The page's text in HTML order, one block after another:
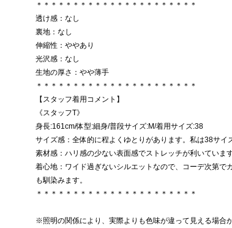
＊＊＊＊＊＊＊＊＊＊＊＊＊＊＊＊＊＊＊＊＊＊
透け感：なし
裏地：なし
伸縮性：ややあり
光沢感：なし
生地の厚さ：やや薄手
＊＊＊＊＊＊＊＊＊＊＊＊＊＊＊＊＊＊＊＊＊＊
【スタッフ着用コメント】
《スタッフT》
身長:161cm/体型:細身/普段サイズ:M/着用サイズ:38
サイズ感：全体的に程よくゆとりがあります。私は38サイ
素材感：ハリ感の少ない表面感でストレッチが利いています
着心地：ワイド過ぎないシルエットなので、コーデ次第で
も馴染みます。
＊＊＊＊＊＊＊＊＊＊＊＊＊＊＊＊＊＊＊＊＊＊
※照明の関係により、実際よりも色味が違って見える場合が